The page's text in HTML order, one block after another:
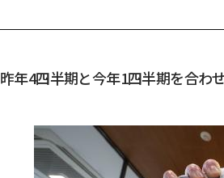
昨年4四半期と今年1四半期を合わ